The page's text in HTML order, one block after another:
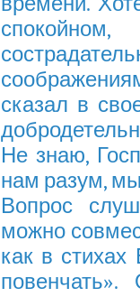
сказал в
Не знаю,
нам разум,
Вопрос
можно
как в